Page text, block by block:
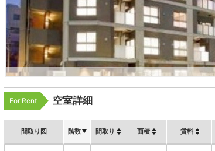
For Rent 空室詳細
間取り図 階数 間取り 面積 賃料